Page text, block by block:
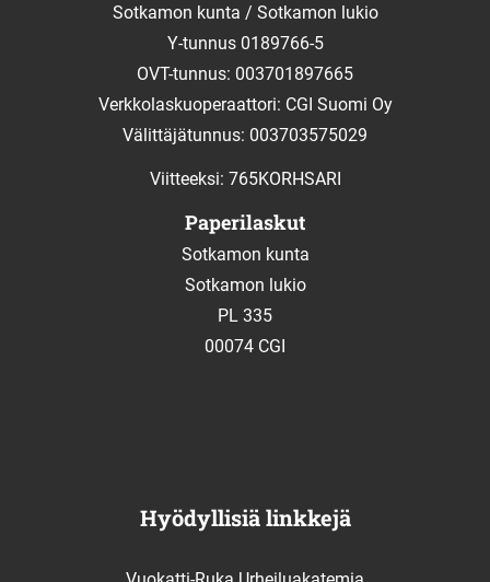
Sotkamon kunta / Sotkamon lukio
Y-tunnus 0189766-5
OVT-tunnus: 003701897665
Verkkolaskuoperaattori: CGI Suomi Oy
Välittäjätunnus: 003703575029
Viitteeksi: 765KORHSARI
Paperilaskut
Sotkamon kunta
Sotkamon lukio
PL 335
00074 CGI
Hyödyllisiä linkkejä